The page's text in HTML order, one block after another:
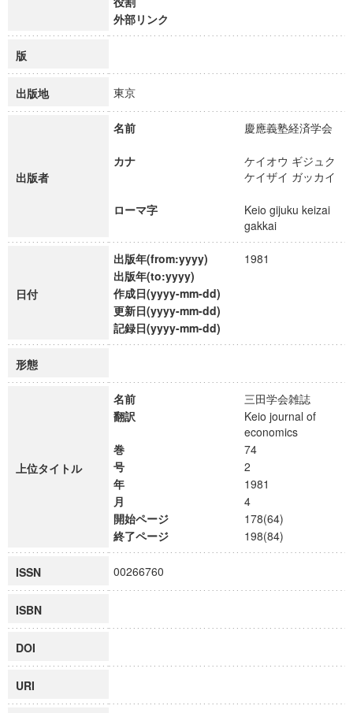
外部リンク
版
出版地 東京
出版者
名前 慶應義塾経済学会
カナ
ケイオウ ギジュク
ケイザイ ガッカイ
ローマ字
Keio gijuku keizai
gakkai
日付
出版年(from:yyyy)
1981
出版年(to:yyyy)
作成日(yyyy-mm-dd)
更新日(yyyy-mm-dd)
記録日(yyyy-mm-dd)
形態
上位タイトル
名前
三田学会雑誌
翻訳
Keio journal of
economics
巻
74
号
2
年
1981
月
4
開始ページ
178(64)
終了ページ
198(84)
ISSN 00266760
ISBN
DOI
URI